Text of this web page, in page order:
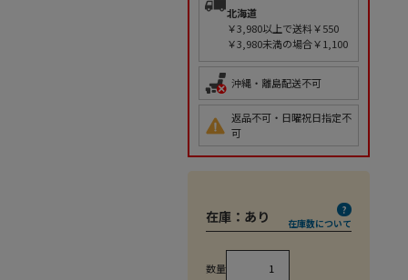
北海道
￥3,980以上で送料￥550
￥3,980未満の場合￥1,100
沖縄・離島配送不可
返品不可・日曜祝日指定不
可
在庫： あり 在庫数について
数量